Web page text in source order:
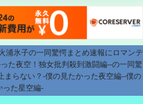
浦氷子の一同驚愕まとめ速報にロマンテ
た夜空！独女批判殺到激闘編--の一同驚
まらない？-僕の見たかった夜空編--僕の
った星空編-